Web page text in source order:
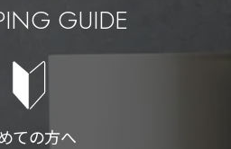
GUIDE
ての方へ